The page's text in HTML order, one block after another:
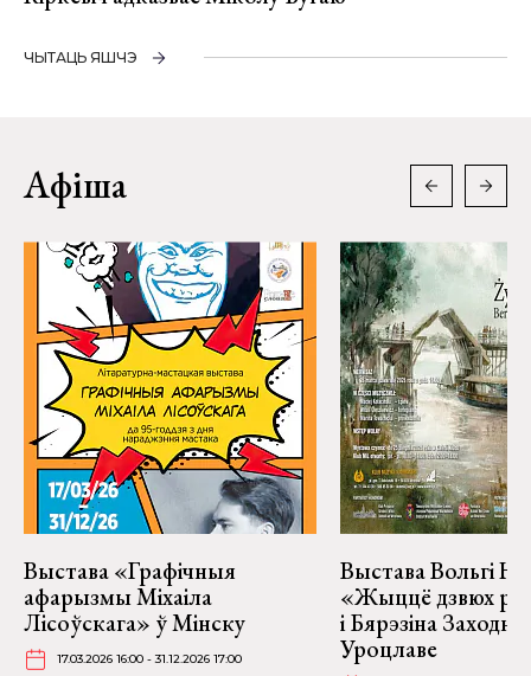
ЧЫТАЦЬ ЯШЧЭ
Афіша
Выстава «Графічныя
афарызмы Міхаіла
Лісоўскага» ў Мінску
17.03.2026 16:00 - 31.12.2026 17:00
Выстава Вольгі
«Жыццё дзвюх
і Бярэзіна
Уроцлаве